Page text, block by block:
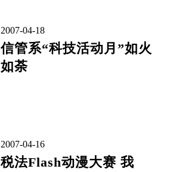
2007-04-18
信管系“科技活动月”如火
如荼
2007-04-16
税法Flash动漫大赛 我